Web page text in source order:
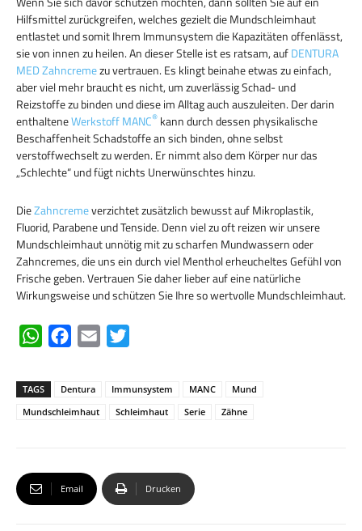
Hilfsmittel zurückgreifen, welches gezielt die Mundschleimhaut
entlastet und somit Ihrem Immunsystem die Kapazitäten offenlässt,
sie von innen zu heilen. An dieser Stelle ist es ratsam, aufDENTURA
MED Zahncremezu vertrauen. Es klingt beinahe etwas zu einfach,
aber viel mehr braucht es nicht, um zuverlässig Schad- und
Reizstoffe zu binden und diese im Alltag auch auszuleiten. Der darin
enthalteneWerkstoff MANC® kann durch dessen physikalische
Beschaffenheit Schadstoffe an sich binden, ohne selbst
verstoffwechselt zu werden. Er nimmt also dem Körper nur das
„Schlechte“ und fügt nichts Unerwünschtes hinzu.
DieZahncremeverzichtet zusätzlich bewusst auf Mikroplastik,
Fluorid, Parabene und Tenside. Denn viel zu oft reizen wir unsere
Mundschleimhaut unnötig mit zu scharfen Mundwassern oder
Zahncremes, die uns ein durch viel Menthol erheucheltes Gefühl von
Frische geben. Vertrauen Sie daher lieber auf eine natürliche
Wirkungsweise und schützen Sie Ihre so wertvolle Mundschleimhaut.
W
a
t
p
o
k
r
TAGS Dentura Immunsystem MANC
Mund
Mundschleimhaut
Schleimhaut Serie Zähne
Email Drucken